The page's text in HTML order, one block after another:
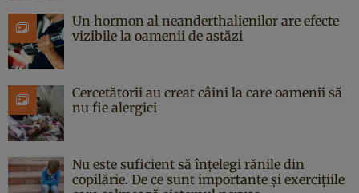
Un hormon al neanderthalienilor are efecte
vizibile la oamenii de astăzi
Cercetătorii au creat câini la care oamenii să
nu fie alergici
Nu este suficient să înțelegi rănile din
copilărie. De ce sunt importante și exercițiile